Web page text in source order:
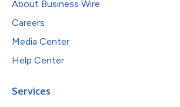
About Business Wire
Careers
Media Center
Help Center
Services